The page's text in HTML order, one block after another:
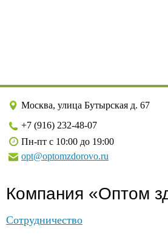
Москва, улица Бутырская д. 67
+7 (916) 232-48-07
Пн-пт с 10:00 до 19:00
opt@optomzdorovo.ru
Компания «Оптом
Сотрудничество